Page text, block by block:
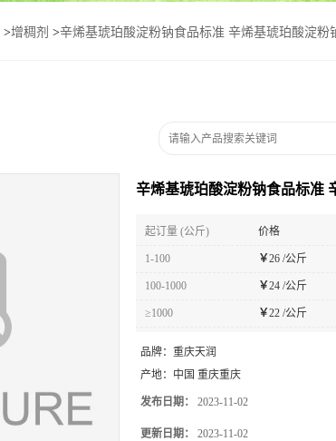
>增稠剂 >辛烯基琥珀酸淀粉钠食品标准 辛烯基琥珀酸淀粉
辛烯基琥珀酸淀粉钠食品标准
起订量 (公斤) 价格
1-100 ￥26 /公斤
100-1000 ￥24 /公斤
≥1000 ￥22 /公斤
品牌： 重庆天润
产地： 中国 重庆重庆
发布日期： 2023-11-02
更新日期： 2023-11-02